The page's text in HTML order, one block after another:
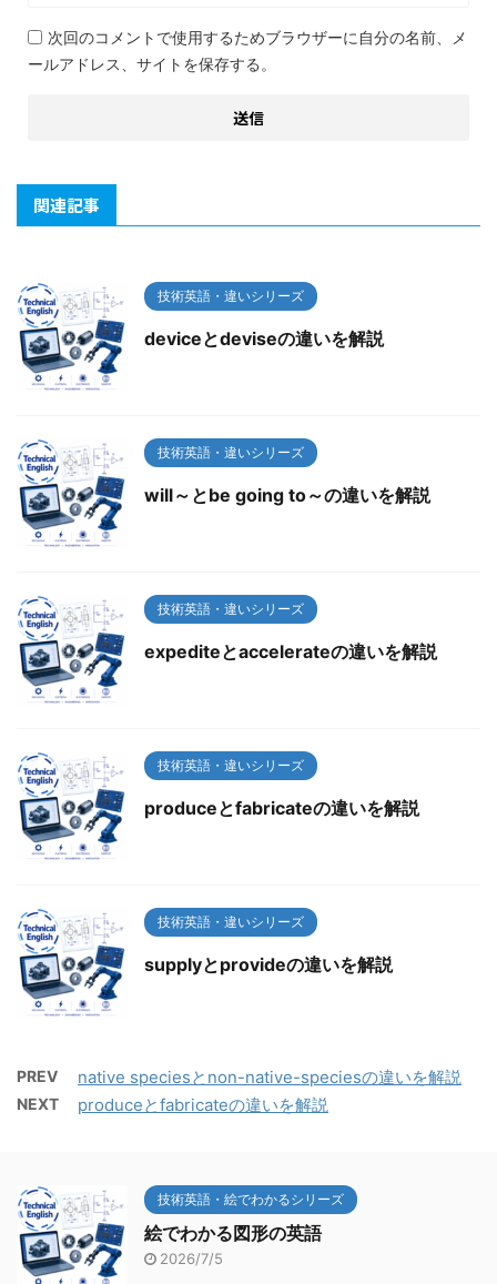
次回のコメントで使用するためブラウザーに自分の名前、メ
ールアドレス、サイトを保存する。
関連記事
技術英語・違いシリーズ
deviceとdeviseの違いを解説
技術英語・違いシリーズ
will～とbe going to～の違いを解説
技術英語・違いシリーズ
expediteとaccelerateの違いを解説
技術英語・違いシリーズ
produceとfabricateの違いを解説
技術英語・違いシリーズ
supplyとprovideの違いを解説
PREV native speciesとnon-native-speciesの違いを解説
NEXT produceとfabricateの違いを解説
技術英語・絵でわかるシリーズ
絵でわかる図形の英語
2026/7/5